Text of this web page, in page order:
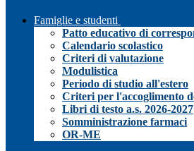
Famiglie e studenti
Patto educativo di
Calendario scolastico
Criteri di valutazione
Modulistica
Periodo di studio all'estero
Criteri per l'accoglimento
Libri di testo a.s. 2026-2027
Somministrazione farmaci
OR-ME